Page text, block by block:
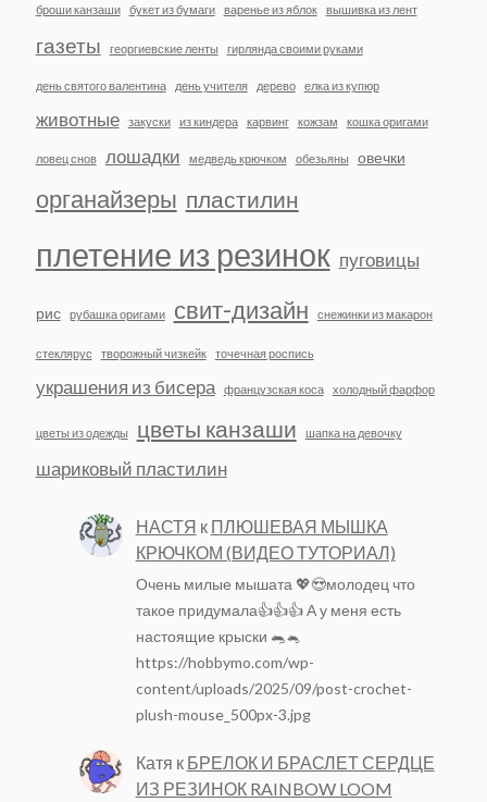
броши канзаши букет из бумаги варенье из яблок вышивка из лент
газеты георгиевские ленты гирлянда своими руками
день святого валентина день учителя дерево елка из купюр
животные закуски из киндера карвинг кожзам кошка оригами
ловец снов лошадки медведь крючком обезьяны овечки
органайзеры пластилин
плетение из резинок пуговицы
рис рубашка оригами свит-дизайн снежинки из макарон
стеклярус творожный чизкейк точечная роспись
украшения из бисера французская коса холодный фарфор
цветы из одежды цветы канзаши шапка на девочку
шариковый пластилин
НАСТЯ к ПЛЮШЕВАЯ МЫШКА
КРЮЧКОМ (ВИДЕО ТУТОРИАЛ)
Очень милые мышата 💖😍молодец что
такое придумала👍👍👍 А у меня есть
настоящие крыски 🐀🐁
https://hobbymo.com/wp-
content/uploads/2025/09/post-crochet-
plush-mouse_500px-3.jpg
Катя к БРЕЛОК И БРАСЛЕТ СЕРДЦЕ
ИЗ РЕЗИНОК RAINBOW LOOM